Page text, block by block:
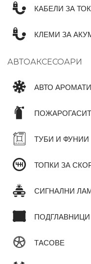
КАБЕЛИ ЗА ТОК
КЛЕМИ ЗА
АВТОАКСЕСОАРИ
АВТО
ТУБИ И ФУНИИ
ТОПКИ ЗА
СИГНАЛНИ
ПОДГЛАВНИЦИ
ТАСОВЕ